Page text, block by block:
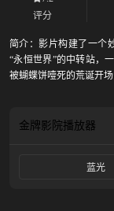
评分
简介：影片构建了一个
“永恒世界”的中转站，
被蝴蝶饼噎死的荒诞开
择， 展开了一系列令人
心、苦候她67年的前
金牌影院播放器
蓝光